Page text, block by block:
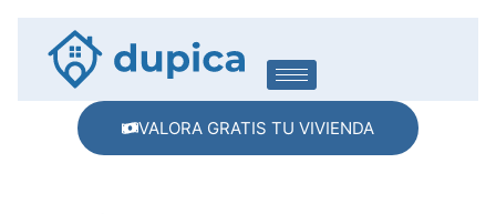
VALORA GRATIS TU VIVIENDA